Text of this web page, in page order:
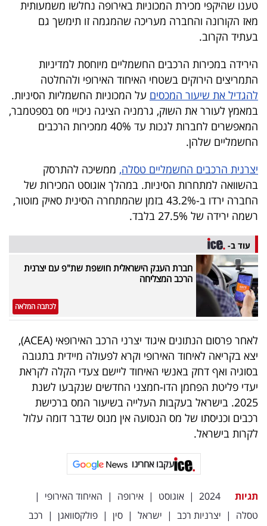
פעולה
דרושים
מייל
אדום
פרסמו
באייס
עקבו
אחרינו:
טענו שהיקפי מכירת המכוניות באירופה נחלשו משמעותית
מאז הקורונה והחברה מעריכה שהמגמה זו תימשך גם
בעתיד הקרוב.
הירידה במכירות הרכבים החשמליים מיוחסת למדיניות
התמריצים הירוקים בשטחי האיחוד האירופי ולהחלטה
להגדיל את שיעור המכסים על המכוניות החשמליות הסיניות.
במאמץ לעורר את השוק, גרמניה הציגה ניכויי מס בספטמבר,
המאפשרים לחברות לנכות עד 40% ממכירות הרכבים
החשמליים שלהן.
יצרנית הרכבים החשמליים טסלה, ממשיכה להתרסק
בהשוואה למתחרות הסיניות. במהלך אוגוסט המכירות של
החברה ירדו ב-43.2% בזמן שהמתחרה הסינית סאיק מוטור,
רשמה ירידה של 27.5% בלבד.
עוד ב-
חברת הענק הישראלית חושפת שת"פ עם יצרנית
הרכב המצליחה
לכתבה המלאה
לאחר פרסום הנתונים איגוד יצרני הרכב האירופאי (ACEA),
יצא בקריאה לאיחוד האירופי וקרא לפעולה מיידית בתגובה
בסוגיה ואף דחק באנשי האיחוד ליישם צעדי הקלה לקראת
יעדי פליטת הפחמן הדו-חמצני החדשים שנקבעו לשנת
2025. בישראל בעקבות העלייה בשיעור המס ברכישת
רכבים וכניסתו של מס הנסועה אין מנוס שדבר דומה עלול
לקרות בישראל.
עקבו אחרינו
תגיות 2024
| אוגוסט | אירופה | האיחוד האירופי |
טסלה | יצרניות רכב | ישראל | סין | פולקסוואגן | רכב